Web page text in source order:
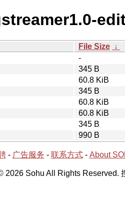
File Size ↓
-
345 B
60.8 KiB
345 B
60.8 KiB
60.8 KiB
345 B
990 B
- 广告服务 - 联系方式- About
2026 Sohu All Rights Reserved.